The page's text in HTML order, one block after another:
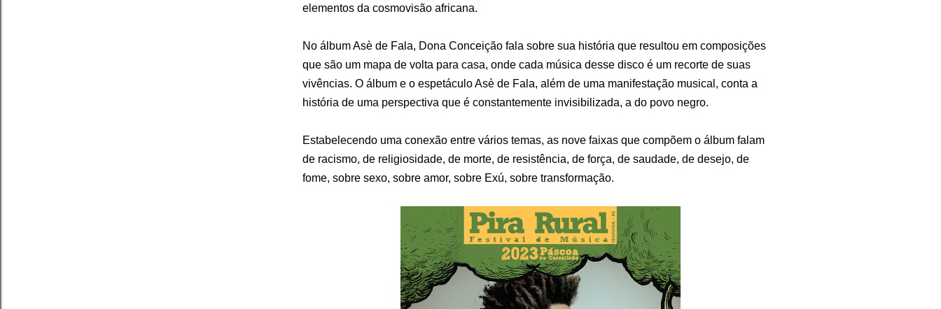
elementos da cosmovisão africana.
No álbum Asè de Fala, Dona Conceição fala sobre sua história que resultou em composições
que são um mapa de volta para casa, onde cada música desse disco é um recorte de suas
vivências. O álbum e o espetáculo Asè de Fala, além de uma manifestação musical, conta a
história de uma perspectiva que é constantemente invisibilizada, a do povo negro.
Estabelecendo uma conexão entre vários temas, as nove faixas que compõem o álbum falam
de racismo, de religiosidade, de morte, de resistência, de força, de saudade, de desejo, de
fome, sobre sexo, sobre amor, sobre Exú, sobre transformação.